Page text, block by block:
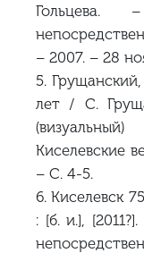
Гольцева.
– 2007. – 28
5.
лет / С.
Киселевские
– С. 4-5.
6. Киселевск
: [б. и.],